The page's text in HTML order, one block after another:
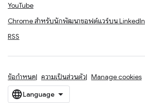
YouTube
Chrome สำหรับนักพัฒนาซอฟต์แวร์บน LinkedIn
RSS
ข้อกำหนด ความเป็นส่วนตัว Manage cookies